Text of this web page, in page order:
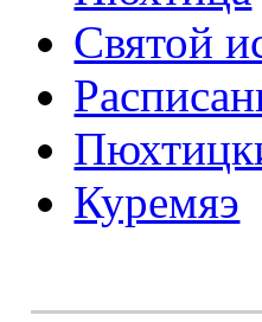
Святой
Куремяэ